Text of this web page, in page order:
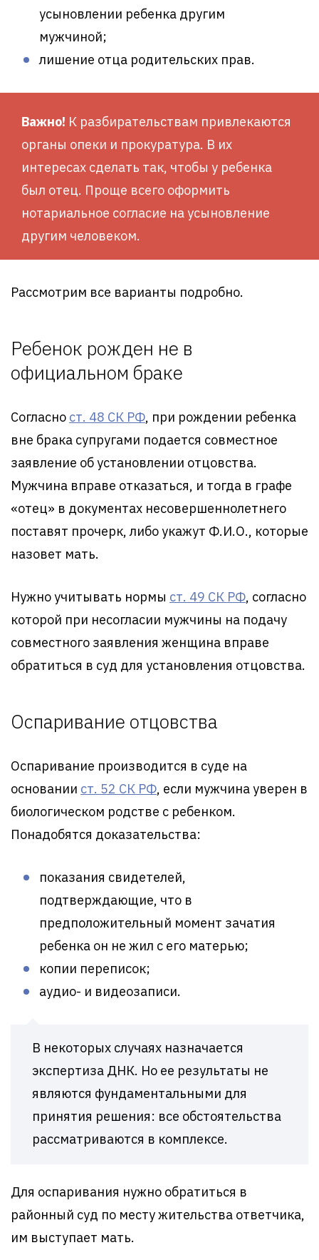
усыновлении ребенка другим
мужчиной;
лишение отца родительских прав.
Важно! К разбирательствам привлекаются
органы опеки и прокуратура. В их
интересах сделать так, чтобы у ребенка
был отец. Проще всего оформить
нотариальное согласие на усыновление
другим человеком.
Рассмотрим все варианты подробно.
Ребенок рожден не в
официальном браке
Согласно ст. 48 СК РФ, при рождении ребенка
вне брака супругами подается совместное
заявление об установлении отцовства.
Мужчина вправе отказаться, и тогда в графе
«отец» в документах несовершеннолетнего
поставят прочерк, либо укажут Ф.И.О., которые
назовет мать.
Нужно учитывать нормы ст. 49 СК РФ, согласно
которой при несогласии мужчины на подачу
совместного заявления женщина вправе
обратиться в суд для установления отцовства.
Оспаривание отцовства
Оспаривание производится в суде на
основании ст. 52 СК РФ, если мужчина уверен в
биологическом родстве с ребенком.
Понадобятся доказательства:
показания свидетелей,
подтверждающие, что в
предположительный момент зачатия
ребенка он не жил с его матерью;
копии переписок;
аудио- и видеозаписи.
В некоторых случаях назначается
экспертиза ДНК. Но ее результаты не
являются фундаментальными для
принятия решения: все обстоятельства
рассматриваются в комплексе.
Для оспаривания нужно обратиться в
районный суд по месту жительства ответчика,
им выступает мать.